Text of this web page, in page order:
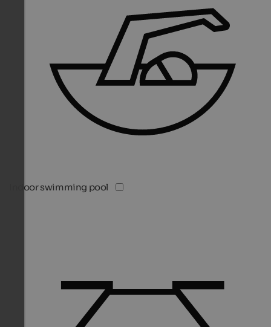
Indoor swimming pool